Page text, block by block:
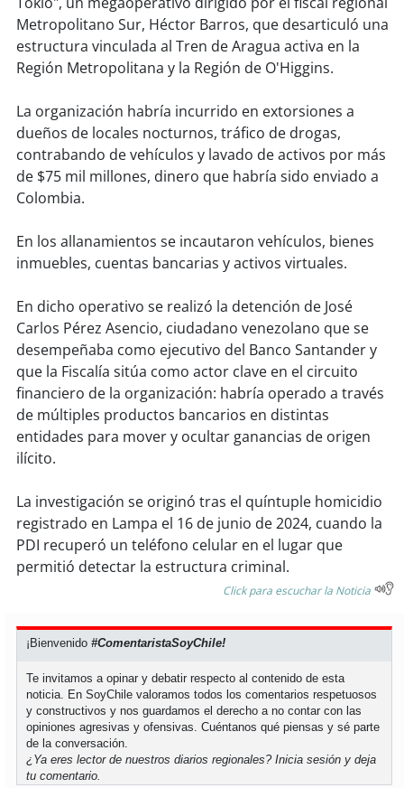
soyvalparaíso
soy quillota
soysanantonio
soychillán
soysancarlos
soytalcahuano
soy coronel
soy arauco
soytemuco
soy
soyosorno
soy puertomontt
Metropolitano Sur, Héctor Barros, que desarticuló una
estructura vinculada al Tren de Aragua activa en la
Región Metropolitana y la Región de O'Higgins.
La organización habría incurrido en extorsiones a
dueños de locales nocturnos, tráfico de drogas,
contrabando de vehículos y lavado de activos por más
de $75 mil millones, dinero que habría sido enviado a
Colombia.
En los allanamientos se incautaron vehículos, bienes
inmuebles, cuentas bancarias y activos virtuales.
En dicho operativo se realizó la detención de José
Carlos Pérez Asencio, ciudadano venezolano que se
desempeñaba como ejecutivo del Banco Santander y
que la Fiscalía sitúa como actor clave en el circuito
financiero de la organización: habría operado a través
de múltiples productos bancarios en distintas
entidades para mover y ocultar ganancias de origen
ilícito.
La investigación se originó tras el quíntuple homicidio
registrado en Lampa el 16 de junio de 2024, cuando la
PDI recuperó un teléfono celular en el lugar que
permitió detectar la estructura criminal.
Click para escuchar la Noticia
¡Bienvenido#ComentaristaSoyChile!
Te invitamos a opinar y debatir respecto al contenido de esta
noticia. En SoyChile valoramos todos los comentarios respetuosos
y constructivos y nos guardamos el derecho a no contar con las
opiniones agresivas y ofensivas. Cuéntanos qué piensas y sé parte
de la conversación.
¿Ya eres lector de nuestros diarios regionales?Inicia sesión y deja
tu comentario.